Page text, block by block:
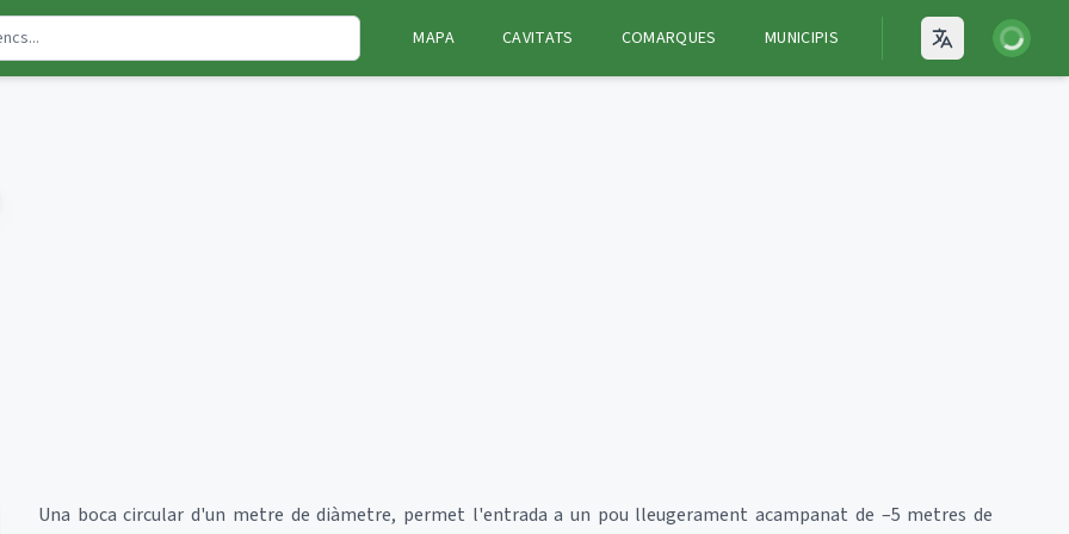
MAPA CAVITATS COMARQUES MUNICIPIS Open
Iniciar
Una boca circular d'un metre de diàmetre, permet l'entrada a un pou lleugerament acampanat de –5 metres de